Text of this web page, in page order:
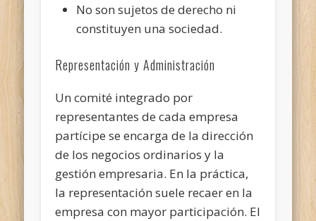
No son sujetos de derecho ni
constituyen una sociedad.
Representación y Administración
Un comité integrado por
representantes de cada empresa
partícipe se encarga de la dirección
de los negocios ordinarios y la
gestión empresaria. En la práctica,
la representación suele recaer en la
empresa con mayor participación. El